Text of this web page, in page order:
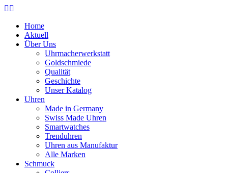
Home
Aktuell
Über Uns
Uhrmacherwerkstatt
Goldschmiede
Qualität
Geschichte
Unser Katalog
Uhren
Made in Germany
Swiss Made Uhren
Smartwatches
Trenduhren
Uhren aus Manufaktur
Alle Marken
Schmuck